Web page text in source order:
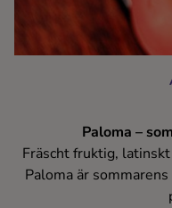
Paloma –
Fräscht fruktig,
Paloma är